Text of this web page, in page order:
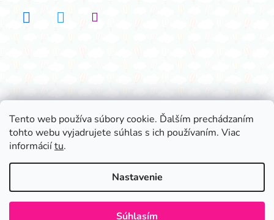
Tento web používa súbory cookie. Ďalším prechádzaním
tohto webu vyjadrujete súhlas s ich používaním. Viac
informáciítu.
Nastavenie
Súhlasím
vyhradené.